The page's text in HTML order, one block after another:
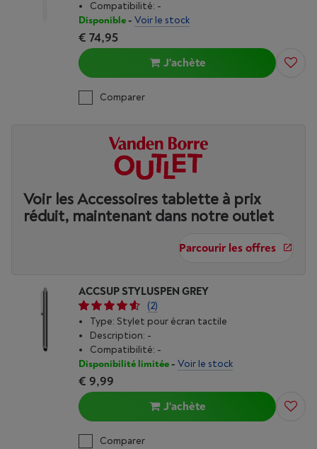
Compatibilité: -
Disponible- Voir le stock
€ 74,95
J'achète
Comparer
Voir les Accessoires tablette à prix
réduit, maintenant dans notre outlet
Parcourir les offres
ACCSUP STYLUSPEN GREY
(2)
Type: Stylet pour écran tactile
Description: -
Compatibilité: -
Disponibilité limitée- Voir le stock
€ 9,99
J'achète
Comparer